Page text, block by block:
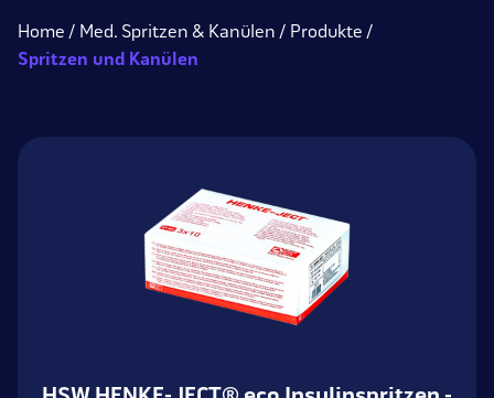
Home Med. Spritzen & Kanülen
Produkte
Spritzen und Kanülen